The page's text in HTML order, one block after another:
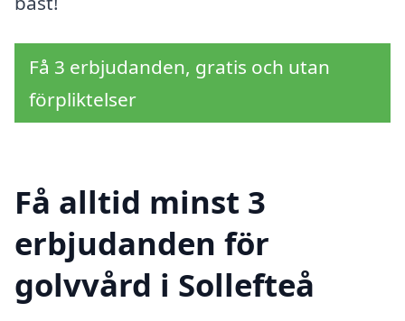
Få 3 erbjudanden, gratis och utan
förpliktelser
Få alltid minst 3
erbjudanden för
golvvård i Sollefteå